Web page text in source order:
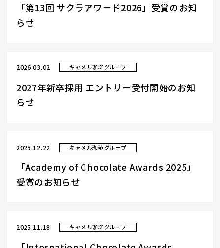
「第13回 サクラアワード2026」受賞のお知
らせ
2026.03.02 キャメル珈琲グループ
2027年新卒採用 エントリー受付開始のお知
らせ
2025.12.22 キャメル珈琲グループ
「Academy of Chocolate Awards 2025」
受賞のお知らせ
2025.11.18 キャメル珈琲グループ